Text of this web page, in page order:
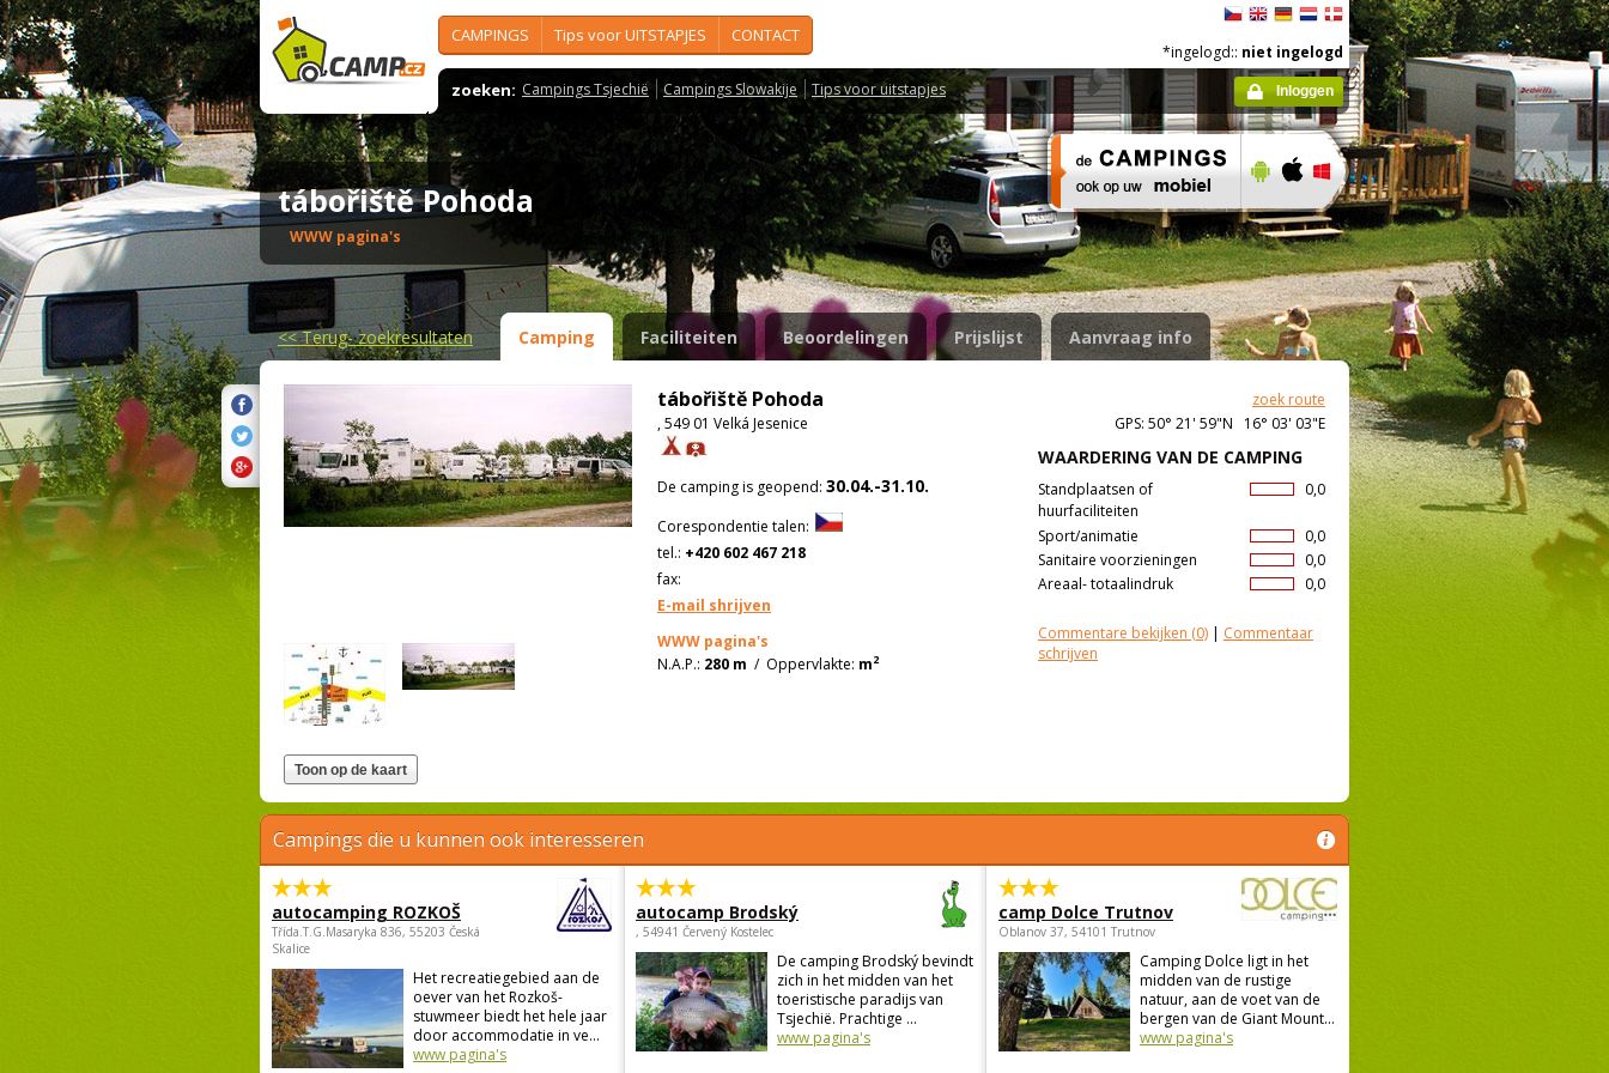
CAMPINGS Tips voor UITSTAPJES CONTACT
zoeken: Campings Tsjechië Campings Slowakije Tips voor uitstapjes
*ingelogd:: niet ingelogd
Inloggen
tábořiště Pohoda
WWW pagina's
<<Terug- zoekresultaten Camping Faciliteiten Beoordelingen Prijslijst Aanvraag info
tábořiště Pohoda
zoek route
, 549 01 Velká Jesenice
GPS: 50° 21' 59"N 16° 03' 03"E
WAARDERING VAN DE CAMPING
0,0
Standplaatsen of
huurfaciliteiten
0,0
Sport/animatie
0,0
Sanitaire voorzieningen
0,0
Areaal- totaalindruk
Commentare bekijken (0) | Commentaar
schrijven
De camping is geopend: 30.04.-31.10.
Corespondentie talen:
tel.: +420 602 467 218
fax:
E-mail shrijven
WWW pagina's
N.A.P.: 280 m / Oppervlakte: m2
Campings die u kunnen ook interesseren
autocamping ROZKOŠ
Třída.T.G.Masaryka 836, 55203 Česká
Skalice
Het recreatiegebied aan de
oever van het Rozkoš-
stuwmeer biedt het hele jaar
door accommodatie in ve...
www pagina's
autocamp Brodský
, 54941 Červený Kostelec
De camping Brodský bevindt
zich in het midden van het
toeristische paradijs van
Tsjechië. Prachtige ...
www pagina's
camp Dolce Trutnov
Oblanov 37, 54101 Trutnov
Camping Dolce ligt in het
midden van de rustige
natuur, aan de voet van de
bergen van de Giant Mount...
www pagina's